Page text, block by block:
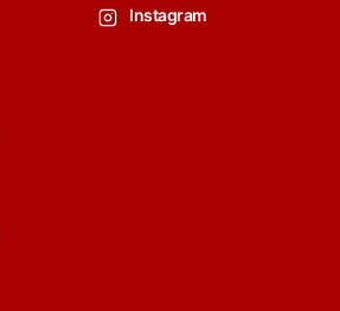
Instagram